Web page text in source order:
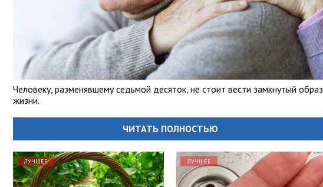
Человеку, разменявшему седьмой десяток, не стоит вести замкнутый образ
жизни.
ЧИТАТЬ ПОЛНОСТЬЮ
ЛУЧШЕЕ ЛУЧШЕЕ